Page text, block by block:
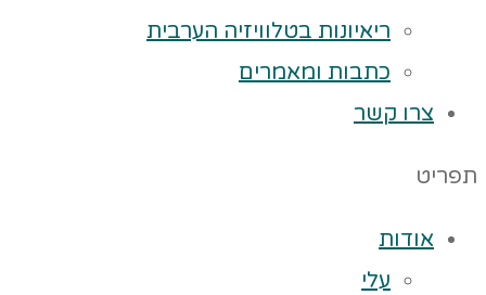
ריאיונות בטלוויזיה הערבית
כתבות ומאמרים
צרו קשר
תפריט
אודות
עלי